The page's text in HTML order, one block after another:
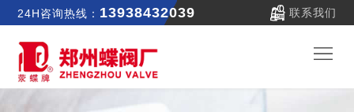
24H咨询热线： 13938432039 联系我们
郑